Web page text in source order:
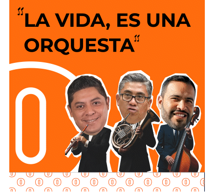
La legislación establecerá que, salvo prueba en contrario,
se presumirá dicha intención cuando el deudor, sin causa
justificada, renuncie a su empleo o solicite licencia sin
goce de sueldo, cuando este constituya su único o
principal medio para obtener ingresos.
Asimismo, se establecen sanciones para quienes, durante
un proceso judicial o existiendo una resolución firme,
enajenen intencionalmente de manera parcial o total sus
bienes con la finalidad de eludir obligaciones alimentarias.
De igual manera, se sancionará a quienes, teniendo
conocimiento de la existencia de una obligación
alimentaria o de un proceso judicial en curso, ayuden al
deudor a ocultar bienes, acepten figurar como titulares
aparentes de estos o realicen actos jurídicos simulados
con el propósito de evitar que se cumplan las
solo sentido de circulación en la avenida de las
Torres, de norponiente a suroriente,
por lo quelos
vehículos que ingresen a la zona de la FENAPO
deberán hacerlo desde Calzada de Guadalup
utilizando esta vialidad como acceso principal. Como
alternativa,se contará con un acceso secundario por
avenida Simón Díaz, proveniente de avenida de la
Constitución.
Para la salida del recinto,el flujo vehicular se distribuirá
principalmente hacia Circuito Potosí,mediante la
incorporación desde avenida de las Torres. Como salida
secundaria, los automovilistas podrán continuar por esta
misma vialidad para incorporarse a avenida Simón Díaz,
con dirección a avenida de la Constitución y el
fraccionamiento Simón Díaz.